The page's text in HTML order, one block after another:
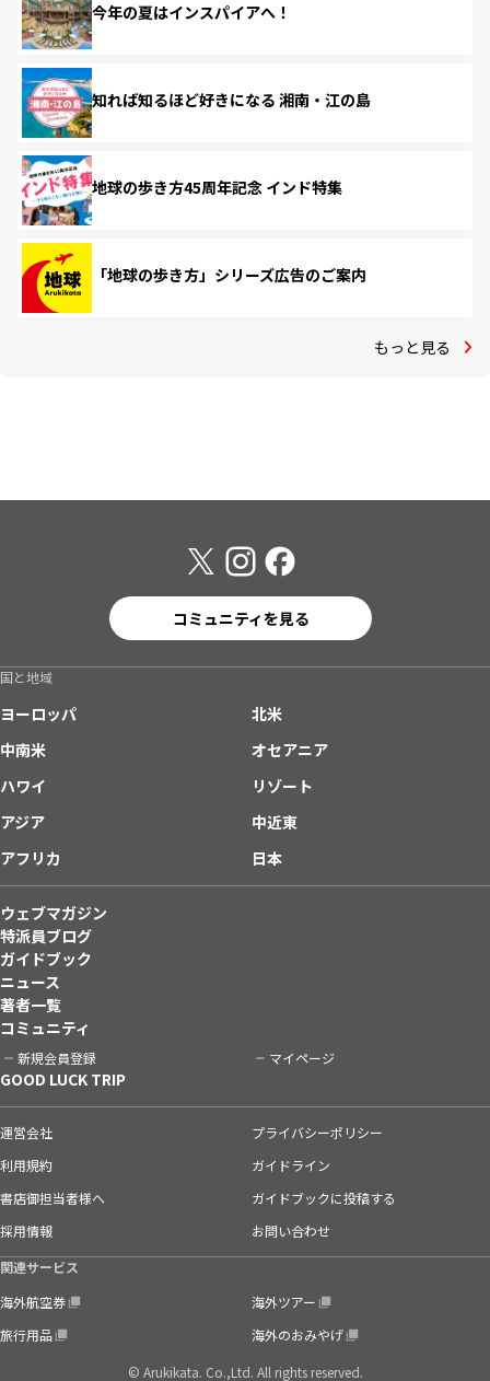
今年の夏はインスパイアへ！
知れば知るほど好きになる 湘南・江の島
地球の歩き方45周年記念 インド特集
「地球の歩き方」シリーズ広告のご案内
もっと見る
コミュニティを見る
国と地域
ヨーロッパ
北米
中南米
オセアニア
ハワイ
リゾート
アジア
中近東
アフリカ
日本
ウェブマガジン
特派員ブログ
ガイドブック
ニュース
著者一覧
コミュニティ
新規会員登録 マイページ
GOOD LUCK TRIP
運営会社
プライバシーポリシー
利用規約
ガイドライン
書店御担当者様へ
ガイドブックに投稿する
採用情報
お問い合わせ
関連サービス
海外航空券
海外ツアー
旅行用品
海外のおみやげ
© Arukikata. Co.,Ltd. All rights reserved.